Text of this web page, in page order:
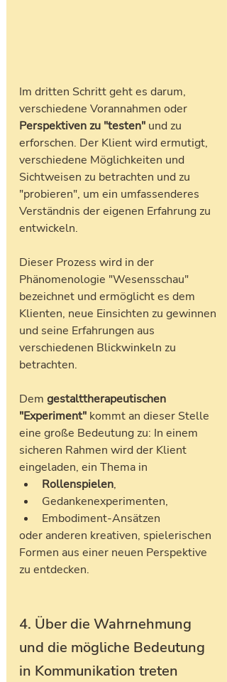
Im dritten Schritt geht es darum,
verschiedene Vorannahmen oder
Perspektiven zu "testen" und zu
erforschen. Der Klient wird ermutigt,
verschiedene Möglichkeiten und
Sichtweisen zu betrachten und zu
"probieren", um ein umfassenderes
Verständnis der eigenen Erfahrung zu
entwickeln.
Dieser Prozess wird in der
Phänomenologie "Wesensschau"
bezeichnet und ermöglicht es dem
Klienten, neue Einsichten zu gewinnen
und seine Erfahrungen aus
verschiedenen Blickwinkeln zu
betrachten.
Dem gestalttherapeutischen
"Experiment" kommt an dieser Stelle
eine große Bedeutung zu: In einem
sicheren Rahmen wird der Klient
eingeladen, ein Thema in
Rollenspielen,
Gedankenexperimenten,
Embodiment-Ansätzen
oder anderen kreativen, spielerischen
Formen aus einer neuen Perspektive
zu entdecken.
4. Über die Wahrnehmung
und die mögliche Bedeutung
in Kommunikation treten